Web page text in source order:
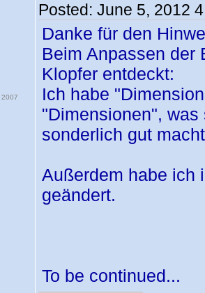
2007
Posted: June 5, 2012
Danke für den
Beim Anpassen der
Klopfer entdeckt:
Ich habe
"Dimensionen",
sonderlich gut
Außerdem habe ich
geändert.
To be continued...